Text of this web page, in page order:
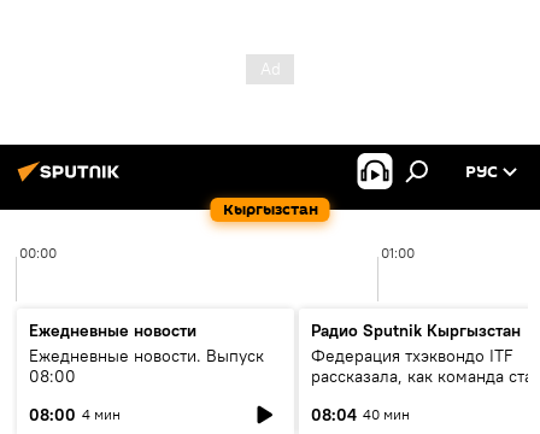
Кыргызстан
РУС
00:00 01:00
Ежедневные новости
Ежедневные новости. Выпуск
08:00
08:00 4 мин
Радио Sputnik Кыргызстан
Федерация тхэквондо ITF
рассказала, как команда
08:04 40 мин